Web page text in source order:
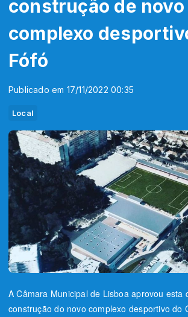
construção de novo
complexo
Fófó
Publicado em 17/11/2022 00:35
Local
A Câmara Municipal de Lisboa aprovou esta
construção do novo complexo desportivo do